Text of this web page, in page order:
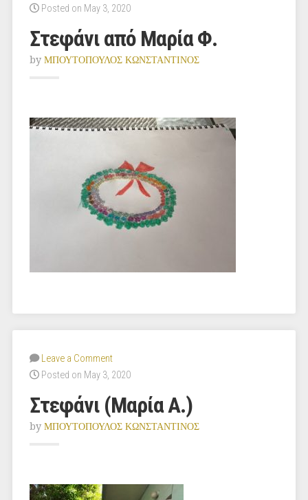
Posted on May 3, 2020
Στεφάνι από Μαρία Φ.
by ΜΠΟΥΤΟΠΟΥΛΟΣ ΚΩΝΣΤΑΝΤΙΝΟΣ
Leave a Comment
Posted on May 3, 2020
Στεφάνι (Μαρία Α.)
by ΜΠΟΥΤΟΠΟΥΛΟΣ ΚΩΝΣΤΑΝΤΙΝΟΣ